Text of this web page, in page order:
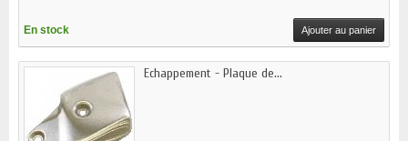
En stock Ajouter au panier
Echappement - Plaque de...